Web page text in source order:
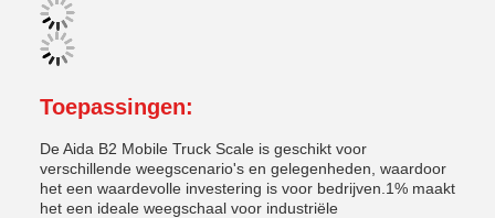
Toepassingen:
De Aida B2 Mobile Truck Scale is geschikt voor
verschillende weegscenario's en gelegenheden, waardoor
het een waardevolle investering is voor bedrijven.1% maakt
het een ideale weegschaal voor industriële